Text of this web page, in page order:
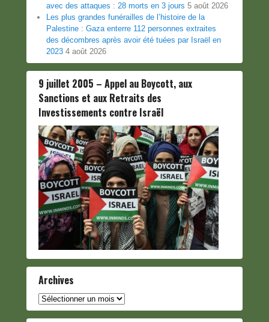
avec des attaques : 28 morts en 3 jours 5 août 2026
Les plus grandes funérailles de l’histoire de la
Palestine : Gaza enterre 112 personnes extraites
des décombres après avoir été tuées par Israël en
2023 4 août 2026
9 juillet 2005 – Appel au Boycott, aux
Sanctions et aux Retraits des
Investissements contre Israël
Archives
Archives